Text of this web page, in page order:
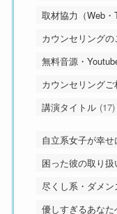
取材協力（Web・
カウンセリングの
無料音源・
カウンセリングご
講演タイトル (17)
自立系女子が幸
困った彼の取り扱
尽くし系・ダメ
優しすぎるあなた